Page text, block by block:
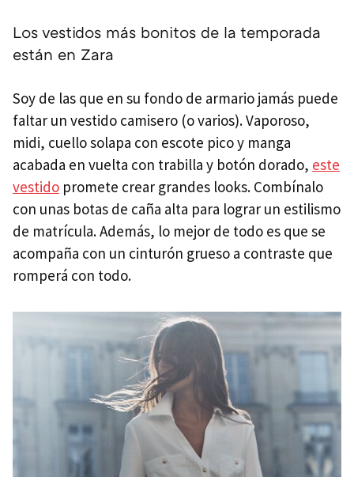
Los vestidos más bonitos de la temporada
están en Zara
Soy de las que en su fondo de armario jamás puede
faltar un vestido camisero (o varios). Vaporoso,
midi, cuello solapa con escote pico y manga
acabada en vuelta con trabilla y botón dorado, este
vestido promete crear grandes looks. Combínalo
con unas botas de caña alta para lograr un estilismo
de matrícula. Además, lo mejor de todo es que se
acompaña con un cinturón grueso a contraste que
romperá con todo.